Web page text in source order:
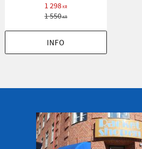
1 298KR
1 550KR
INFO